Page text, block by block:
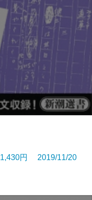
円 2019/11/20